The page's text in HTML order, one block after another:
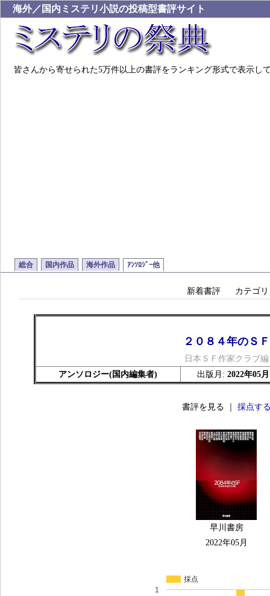
海外／国内ミステリ小説の投稿型書評サイト
皆さんから寄せられた5万件以上の書評をランキング形式で表示し
総合 国内作品 海外作品 ｱﾝｿﾛｼﾞｰ他
新着書評 カテゴリ
２０８４年のＳＦ
日本ＳＦ作家クラブ編
アンソロジー(国内編集者)
出版月: 2022年05月
書評を見る ｜ 採点す
早川書房
2022年05月
採点
1